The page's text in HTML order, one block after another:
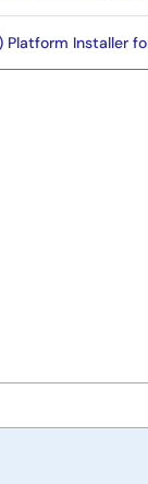
Platform Installer